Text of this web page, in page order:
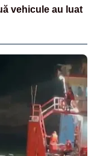
vehicule au luat